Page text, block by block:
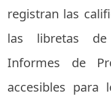
registran las
las libretas
Informes de
accesibles para